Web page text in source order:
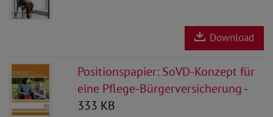
Download
Positionspapier: SoVD-Konzept für
eine Pflege-Bürgerversicherung-
333 KB